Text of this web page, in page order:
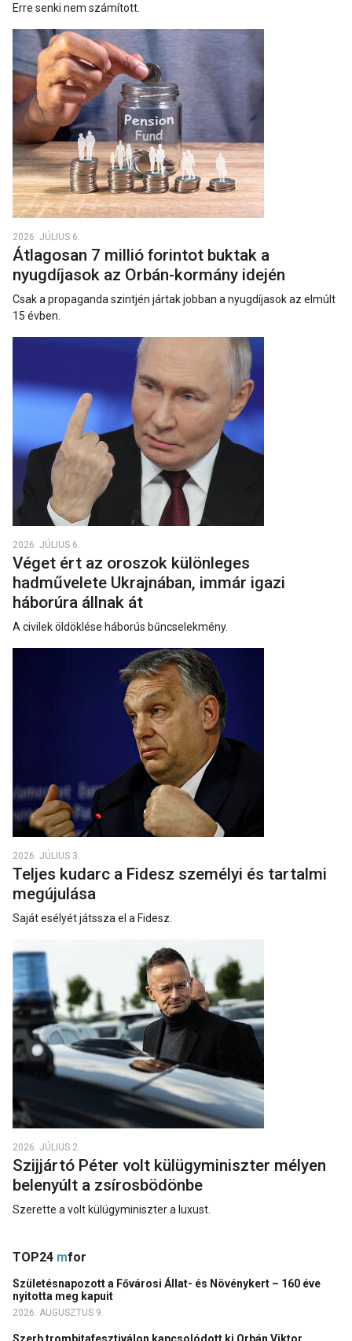
Erre senki nem számított.
2026. JÚLIUS 6.
Átlagosan 7 millió forintot buktak a
nyugdíjasok az Orbán-kormány idején
Csak a propaganda szintjén jártak jobban a nyugdíjasok az elmúlt
15 évben.
2026. JÚLIUS 6.
Véget ért az oroszok különleges
hadművelete Ukrajnában, immár igazi
háborúra állnak át
A civilek öldöklése háborús bűncselekmény.
2026. JÚLIUS 3.
Teljes kudarc a Fidesz személyi és tartalmi
megújulása
Saját esélyét játssza el a Fidesz.
2026. JÚLIUS 2.
Szijjártó Péter volt külügyminiszter mélyen
belenyúlt a zsírosbödönbe
Szerette a volt külügyminiszter a luxust.
TOP24 mfor
Születésnapozott a Fővárosi Állat- és Növénykert – 160 éve
nyitotta meg kapuit
2026. AUGUSZTUS 9.
Szerb trombitafesztiválon kapcsolódott ki Orbán Viktor